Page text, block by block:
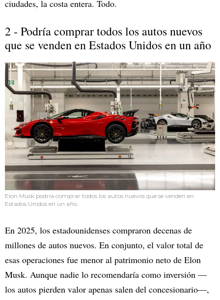
ciudades, la costa entera. Todo.
2 - Podría comprar todos los autos nuevos
que se venden en Estados Unidos en un año
Elon Musk podría comprar todos los autos nuevos que se venden en
Estados Unidos en un año.
En 2025, los estadounidenses compraron decenas de
millones de autos nuevos. En conjunto, el valor total de
esas operaciones fue menor al patrimonio neto de Elon
Musk. Aunque nadie lo recomendaría como inversión —
los autos pierden valor apenas salen del concesionario—,